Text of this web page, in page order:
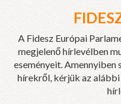
A Fidesz Európai
megjelenő hírlevélben
eseményeit.
hírekről, kérjük az